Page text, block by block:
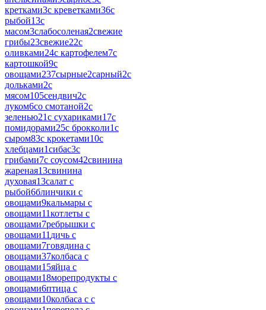
кретками3с креветками36с
рыбой13с
масом3слабосоленая2свежие
грибы23свежие22с
оливками24с картофелем7с
картошкой9с
овощами237сырные2сарный2с
дольками2с
мясом105сендвич2с
луком6со смотаной2с
зеленью21с сухариками17с
помидорами25с брокколи1с
сыром83с крокетами10с
хлебцами1сибас3с
грибами7с соусом42свинина
жареная13свинина
духовая13салат с
рыбой6блинчики с
овощами9кальмары с
овощами11котлеты с
овощами7ребрышки с
овощами11 дичь с
овощами7говядина с
овощами37колбаса с
овощами15яйца с
овощами18морепродукты с
овощами6птица с
овощами10колбаса с с